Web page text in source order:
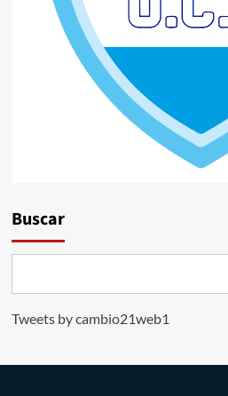
Buscar
Tweets by cambio21web1